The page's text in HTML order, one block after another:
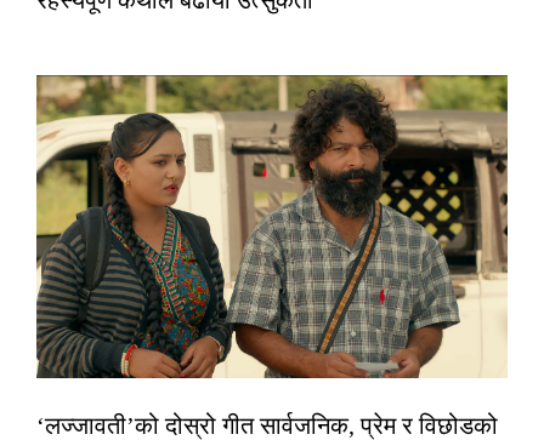
‘लज्जावती’को दोस्रो गीत सार्वजनिक, प्रेम र विछोडको